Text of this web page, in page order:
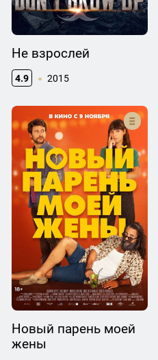
Не взрослей
4.9 2015
Новый парень моей
жены